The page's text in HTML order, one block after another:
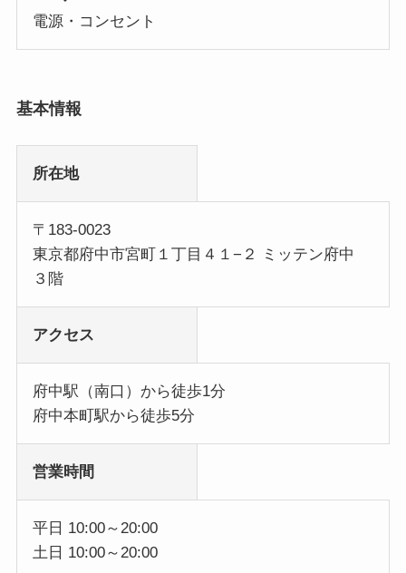
電源・コンセント
基本情報
所在地
〒183-0023
東京都府中市宮町１丁目４１−２ ミッテン府中
３階
アクセス
府中駅（南口）から徒歩1分
府中本町駅から徒歩5分
営業時間
平日 10:00～20:00
土日 10:00～20:00